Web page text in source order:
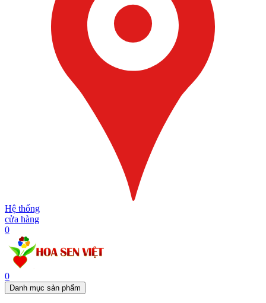
Hệ thống
cửa hàng
0
0
Danh mục sản phẩm